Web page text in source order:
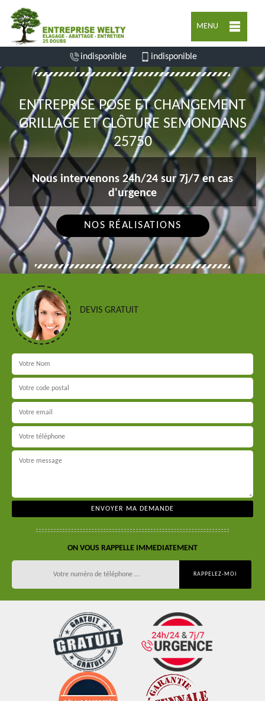
MENU
indisponible indisponible
ENTREPRISE POSE ET CHANGEMENT
GRILLAGE ET CLÔTURE SEMONDANS
25750
Nous intervenons 24h/24 sur 7j/7 en cas
d'urgence
NOS RÉALISATIONS
DEVIS GRATUIT
ON VOUS RAPPELLE IMMEDIATEMENT